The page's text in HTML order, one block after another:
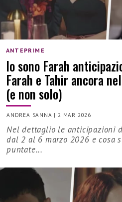
ANTEPRIME
Io sono Farah
Farah e Tahir ancora
(e non solo)
ANDREA SANNA | 2 MAR 2026
Nel dettaglio le anticipazioni
dal 2 al 6 marzo 2026 e cosa
puntate...